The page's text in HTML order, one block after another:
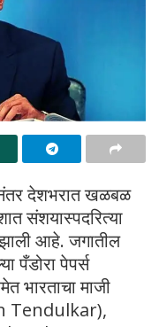
देशभरात खळबळ
संशयास्पदरित्या
आहे. जगातील
पँडोरा पेपर्स
भारताचा माजी
Tendulkar),